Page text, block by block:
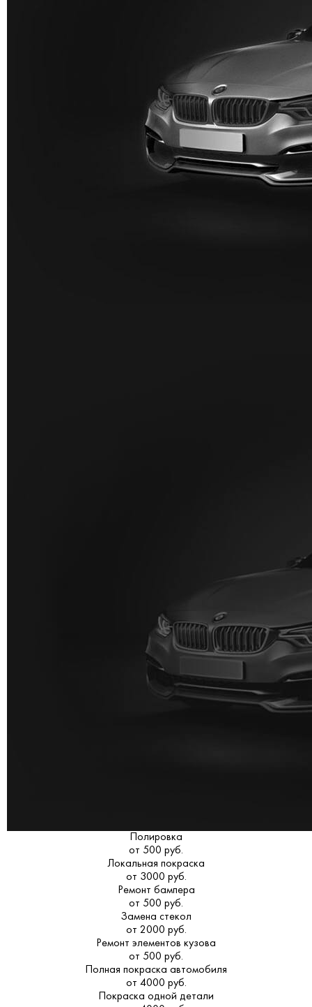
Полировка
от 500 руб.
Локальная покраска
от 3000 руб.
Ремонт бампера
от 500 руб.
Замена стекол
от 2000 руб.
Ремонт элементов кузова
от 500 руб.
Полная покраска автомобиля
от 4000 руб.
Покраска одной детали